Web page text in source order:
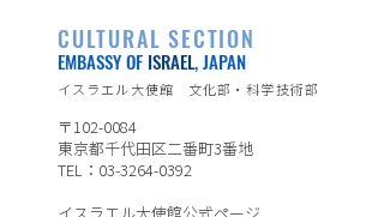
CULTURAL SECTION
EMBASSY OF ISRAEL, JAPAN
イスラエル大使館 文化部・科学技術部
〒102-0084
東京都千代田区二番町3番地
TEL：03-3264-0392